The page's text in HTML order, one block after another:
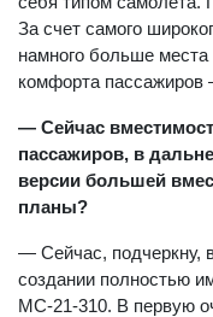
За счет самого
намного больше
комфорта
— Сейчас
пассажиров, в
версии большей
планы?
— Сейчас, подчеркну,
создании полностью
МС-21-310. В первую